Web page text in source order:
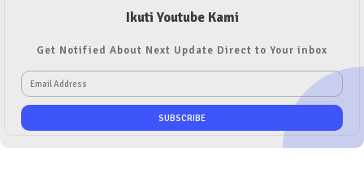
Ikuti Youtube Kami
Get Notified About Next Update Direct to Your inbox